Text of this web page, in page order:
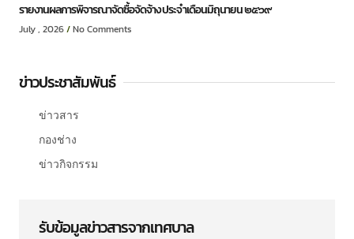
รายงานผลการพิจารณาจัดซื้อจัดจ้าง ประจำเดือนมิถุนายน ๒๕๖๙
July , 2026 No Comments
ข่าวประชาสัมพันธ์
ข่าวสาร
กองช่าง
ข่าวกิจกรรม
รับข้อมูลข่าวสารจากเทศบาล